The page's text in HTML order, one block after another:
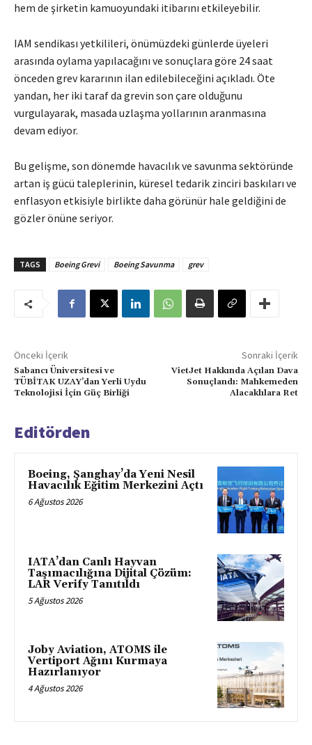
hem de şirketin kamuoyundaki itibarını etkileyebilir.
IAM sendikası yetkilileri, önümüzdeki günlerde üyeleri
arasında oylama yapılacağını ve sonuçlara göre 24 saat
önceden grev kararının ilan edilebileceğini açıkladı. Öte
yandan, her iki taraf da grevin son çare olduğunu
vurgulayarak, masada uzlaşma yollarının aranmasına
devam ediyor.
Bu gelişme, son dönemde havacılık ve savunma sektöründe
artan iş gücü taleplerinin, küresel tedarik zinciri baskıları ve
enflasyon etkisiyle birlikte daha görünür hale geldiğini de
gözler önüne seriyor.
TAGS Boeing Grevi Boeing Savunma grev
Önceki İçerik
Sabancı Üniversitesi ve
TÜBİTAK UZAY’dan Yerli Uydu
Teknolojisi İçin Güç Birliği
Sonraki İçerik
VietJet Hakkında Açılan Dava
Sonuçlandı: Mahkemeden
Alacaklılara Ret
Editörden
Boeing, Şanghay’da Yeni Nesil
Havacılık Eğitim Merkezini Açtı
6 Ağustos 2026
IATA’dan Canlı Hayvan
Taşımacılığına Dijital Çözüm:
LAR Verify Tanıtıldı
5 Ağustos 2026
Joby Aviation, ATOMS ile
Vertiport Ağını Kurmaya
Hazırlanıyor
4 Ağustos 2026